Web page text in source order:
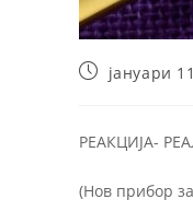
јануари
РЕАКЦИЈА-
(Нов прибор